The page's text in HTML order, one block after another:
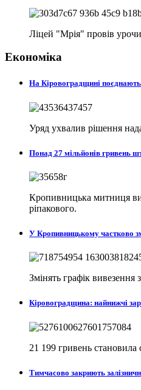
Ліцей "Мрія" провів
Економіка
На Кіровоградщині
Уряд ухвалив рішення
Понад 27 мільйонів гривень
Кропивницька митниця
ріпакового.
У Кропивницькому частково
Змінять графік
Кіровоградщина: найнижчі
21 199 гривень становила
Тимчасово закриють